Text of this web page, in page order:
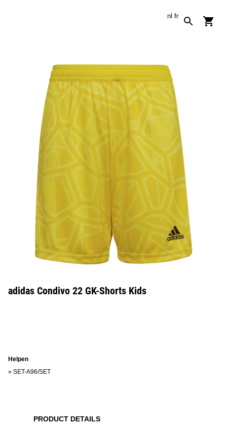
nl fr
adidas Condivo 22 GK-Shorts Kids
Helpen
» SET-A96/SET
PRODUCT DETAILS